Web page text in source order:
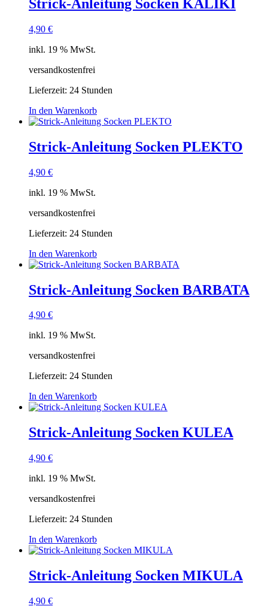
Strick-Anleitung Socken KALIKI
4,90 €
inkl. 19 % MwSt.
versandkostenfrei
Lieferzeit: 24 Stunden
In den Warenkorb
Strick-Anleitung Socken PLEKTO
4,90 €
inkl. 19 % MwSt.
versandkostenfrei
Lieferzeit: 24 Stunden
In den Warenkorb
Strick-Anleitung Socken BARBATA
4,90 €
inkl. 19 % MwSt.
versandkostenfrei
Lieferzeit: 24 Stunden
In den Warenkorb
Strick-Anleitung Socken KULEA
4,90 €
inkl. 19 % MwSt.
versandkostenfrei
Lieferzeit: 24 Stunden
In den Warenkorb
Strick-Anleitung Socken MIKULA
4,90 €